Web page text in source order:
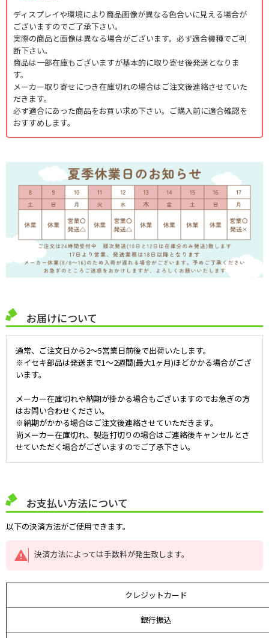
■ゼット爪
刃先に特殊合金を溶接した、長寿命トラクター用耕耘爪。
ゼット爪は、爪母材に硬質合金をコーティングすることで、従来
の２倍の耐久性を実現しました。 母材が摩耗しても丈夫なコーテ
ィング層が残り、常に刃先が鋭い状態を保つため、優れた砕土性
がずっと長持ち。耕うん抵抗を大幅にカットし、小馬力のトラク
タでも無理せず作業を行えます。
■ゼットプラスワン爪
刃先に特殊合金を溶接した、長寿命トラクター用耕耘爪。
母材とZ合金の硬さの違いで使う程に刃先が鋭くなり耕うん抵抗
することで、ほぼ等幅に摩耗していく理想的な爪形状で新品時と
比べて耕うん性能の低下を防止しています。
■イーグル爪
幅広でバツグンの反転性と耐磨耗！
土の放適正に優れ、土が十分に破砕されます。
タイガー爪の強さはそのままに軽量化、本機ロータリーへの負荷
を軽減しました。
深耕時でもロータリーは高回転のままで作業が可能です。
反転性に優れているので、機械への負担が少なく馬力を損ないま
ディスプレイや環境により商品画像が異なる色合いに見える場合が
ございますのでご了承下さい。
実際の商品と画像は異なる場合がございます。必ず適合機種でご判
断下さい。
商品は一部在庫もございますが基本的に取り寄せ後発送となりま
す。
メーカー取り寄せにつき在庫切れの場合はご注文後連絡させていた
だきます。
必ず適合にあった商品をお買い求め下さい。ご購入前に適合確認を
おすすめします。
お届けについて
通常、ご注文日から2～5営業日前後で出荷いたします。
※イセキ部品は発送まで1～2週間(最大1ヶ月)ほどかかる場合がござ
います。
メーカー在庫切れや納期が掛かる場合もございますのでお急ぎの方
はお問い合わせください。
※納期がかかる場合はご注文後連絡させていただきます。
尚メーカー在庫切れ、製造打切りの場合はご連絡後キャンセルとさ
せていただく場合がございますのでご了承下さい。
お支払い方法について
以下の決済方法がご使用できます。
決済方法によっては手数料が発生致します。
クレジットカード
銀行振込